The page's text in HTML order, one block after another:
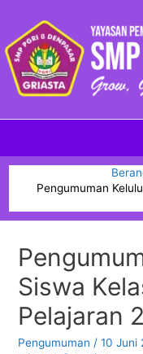
Pengumuman
Siswa
Pelajaran
Pengumuman / 10 Juni